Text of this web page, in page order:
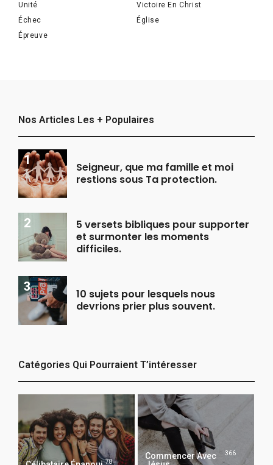
Unité
Victoire En Christ
Échec
Église
Épreuve
Nos Articles Les + Populaires
Seigneur, que ma famille et moi
restions sous Ta protection.
5 versets bibliques pour supporter
et surmonter les moments
difficiles.
10 sujets pour lesquels nous
devrions prier plus souvent.
Catégories Qui Pourraient T’intéresser
78
Commencer Avec
366